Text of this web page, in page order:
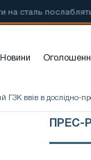
сталь послаблять
Новини
ГЗК ввів в дослідно-
ПРЕС-